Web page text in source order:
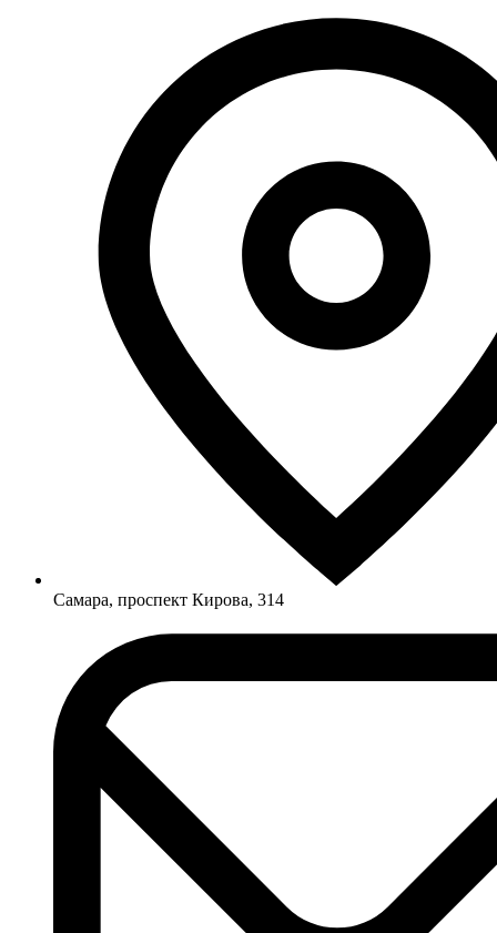
Самара, проспект Кирова, 314